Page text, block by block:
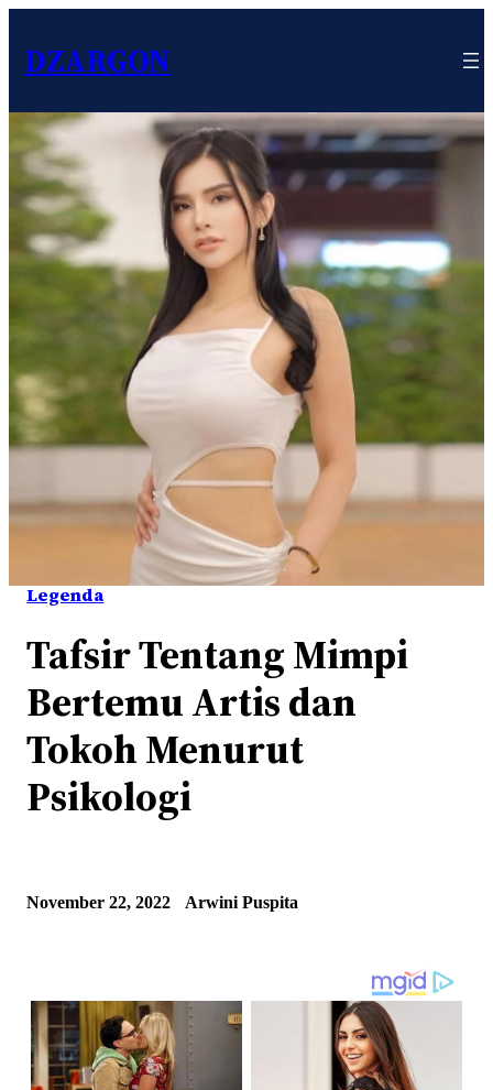
DZARGON
Legenda
Tafsir Tentang Mimpi
Bertemu Artis dan
Tokoh Menurut
Psikologi
November 22, 2022 Arwini Puspita